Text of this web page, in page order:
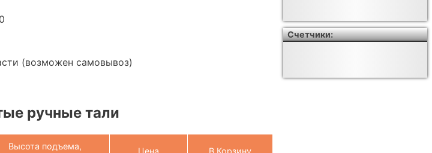
(возможен самовывоз)
ручные тали
Высота подъема,
Счетчики: